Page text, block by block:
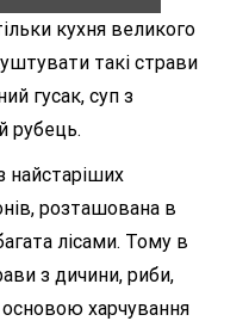
кухня великого
такі страви
гусак, суп з
рубець.
найстаріших
розташована в
лісами. Тому в
з дичини, риби,
основою харчування